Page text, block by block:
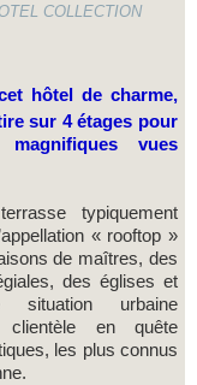
COLLECTION
hôtel de charme,
sur 4 étages pour
vues
typiquement
« rooftop »
de maîtres, des
des églises et
urbaine
clientèle en quête
les plus connus